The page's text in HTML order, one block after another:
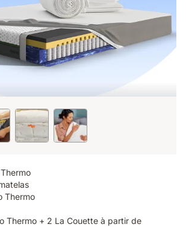
Thermo
Thermo + 2 La Couette à partir de